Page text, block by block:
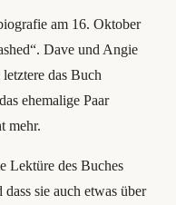
am 16. Oktober
Dave und Angie
das Buch
ehemalige Paar
mehr.
Lektüre des Buches
sie auch etwas über